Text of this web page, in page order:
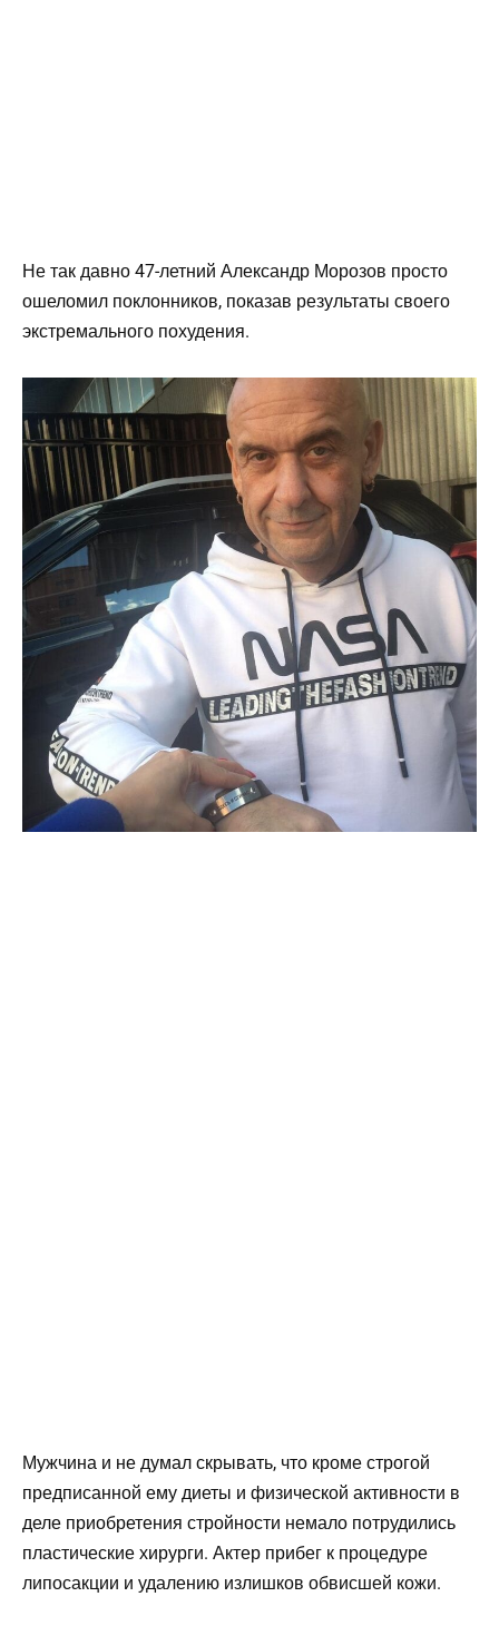
Не так давно 47-летний Александр Морозов просто
ошеломил поклонников, показав результаты своего
экстремального похудения.
Мужчина и не думал скрывать, что кроме строгой
предписанной ему диеты и физической активности в
деле приобретения стройности немало потрудились
пластические хирурги. Актер прибег к процедуре
липосакции и удалению излишков обвисшей кожи.